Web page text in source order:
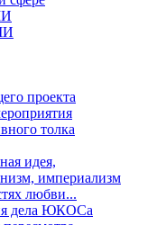
проекта
толка
идея,
империализм
любви...
дела ЮКОСа